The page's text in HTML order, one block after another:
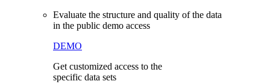
Evaluate the structure and quality of the data
in the public demo access
DEMO
Get customized access to the
specific data sets